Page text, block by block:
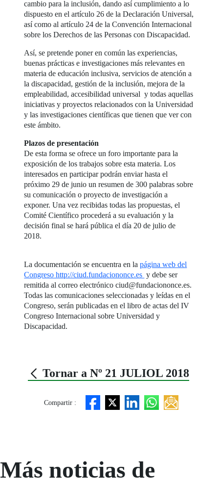
cambio para la inclusión, dando así cumplimiento a lo
dispuesto en el artículo 26 de la Declaración Universal,
así como al artículo 24 de la Convención Internacional
sobre los Derechos de las Personas con Discapacidad.
Así, se pretende poner en común las experiencias,
buenas prácticas e investigaciones más relevantes en
materia de educación inclusiva, servicios de atención a
la discapacidad, gestión de la inclusión, mejora de la
empleabilidad, accesibilidad universal y todas aquellas
iniciativas y proyectos relacionados con la Universidad
y las investigaciones científicas que tienen que ver con
este ámbito.
Plazos de presentación
De esta forma se ofrece un foro importante para la
exposición de los trabajos sobre esta materia. Los
interesados en participar podrán enviar hasta el
próximo 29 de junio un resumen de 300 palabras sobre
su comunicación o proyecto de investigación a
exponer. Una vez recibidas todas las propuestas, el
Comité Científico procederá a su evaluación y la
decisión final se hará pública el día 20 de julio de
2018.
La documentación se encuentra en lapágina web del
Congreso http://ciud.fundaciononce.es y debe ser
remitida al correo electrónico ciud@fundaciononce.es.
Todas las comunicaciones seleccionadas y leídas en el
Congreso, serán publicadas en el libro de actas del IV
Congreso Internacional sobre Universidad y
Discapacidad.
Tornar a Nº 21 JULIOL 2018
Compartir :
Más noticias de